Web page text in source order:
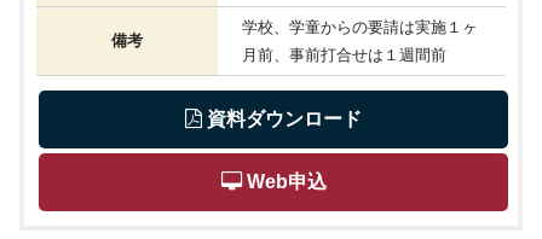
備考
学校、学童からの要請は実施１ヶ
月前、事前打合せは１週間前
資料ダウンロード
Web申込